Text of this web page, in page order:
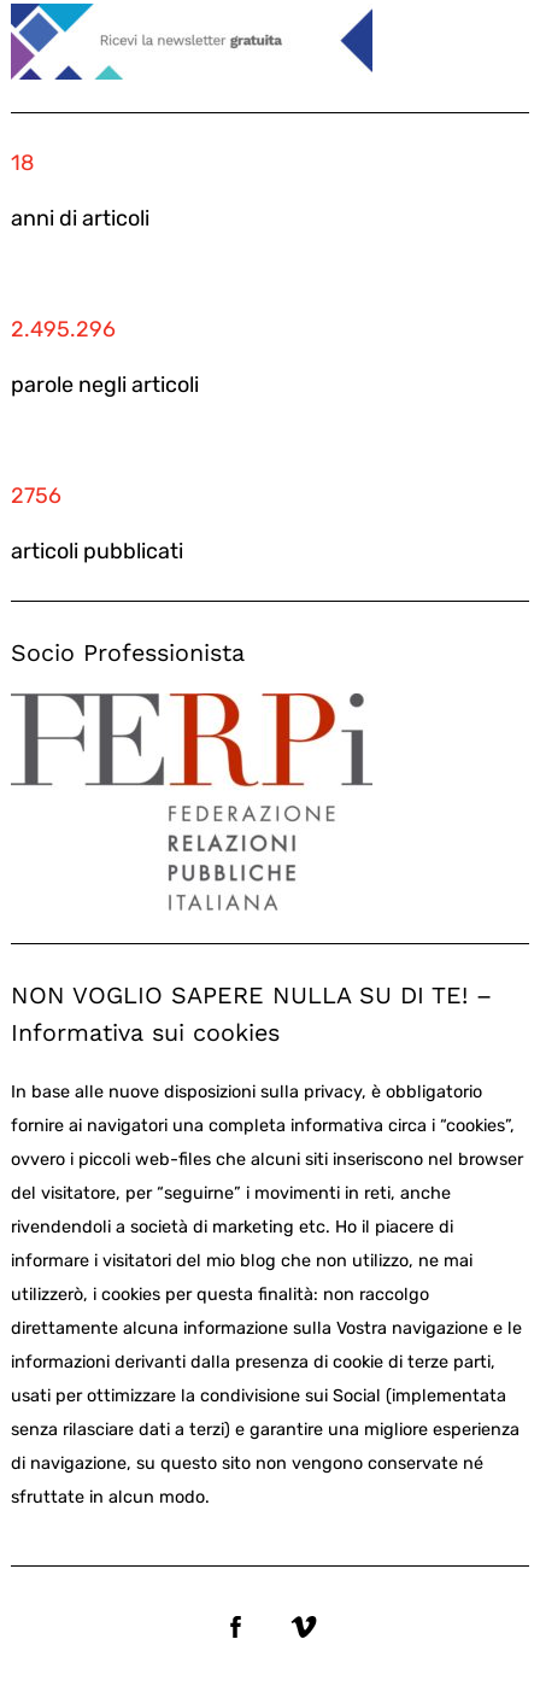
18
anni di articoli
2.495.296
parole negli articoli
2756
articoli pubblicati
Socio Professionista
NON VOGLIO SAPERE NULLA SU DI TE! –
Informativa sui cookies
In base alle nuove disposizioni sulla privacy, è obbligatorio
fornire ai navigatori una completa informativa circa i “cookies”,
ovvero i piccoli web-files che alcuni siti inseriscono nel browser
del visitatore, per “seguirne” i movimenti in reti, anche
rivendendoli a società di marketing etc. Ho il piacere di
informare i visitatori del mio blog che non utilizzo, ne mai
utilizzerò, i cookies per questa finalità: non raccolgo
direttamente alcuna informazione sulla Vostra navigazione e le
informazioni derivanti dalla presenza di cookie di terze parti,
usati per ottimizzare la condivisione sui Social (implementata
senza rilasciare dati a terzi) e garantire una migliore esperienza
di navigazione, su questo sito non vengono conservate né
sfruttate in alcun modo.